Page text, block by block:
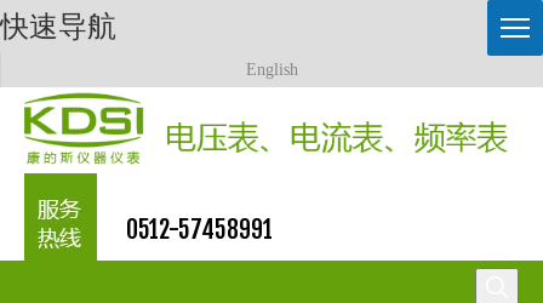
快速导航
English
0512-57458991